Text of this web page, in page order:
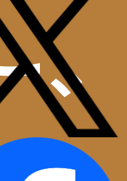
out date
per room